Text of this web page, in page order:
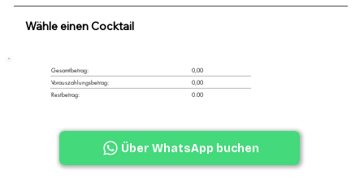
Wähle einen Cocktail
Gesamtbetrag:
0,00
Vorauszahlungsbetrag:
0,00
Restbetrag:
0.00
Über WhatsApp buchen